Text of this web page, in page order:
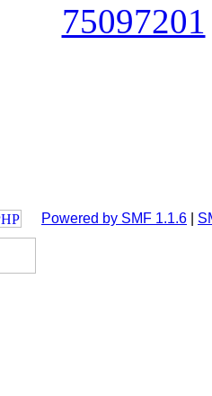
75097201
Powered by SMF 1.1.6